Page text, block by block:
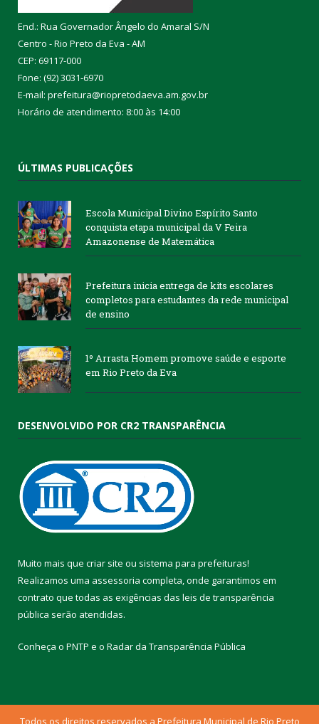
End.: Rua Governador Ângelo do Amaral S/N
Centro - Rio Preto da Eva - AM
CEP: 69117-000
Fone: (92) 3031-6970
E-mail: prefeitura@riopretodaeva.am.gov.br
Horário de atendimento: 8:00 às 14:00
ÚLTIMAS PUBLICAÇÕES
Escola Municipal Divino Espírito Santo
conquista etapa municipal da V Feira
Amazonense de Matemática
Prefeitura inicia entrega de kits escolares
completos para estudantes da rede municipal
de ensino
1º Arrasta Homem promove saúde e esporte
em Rio Preto da Eva
DESENVOLVIDO POR CR2 TRANSPARÊNCIA
Muito mais que criar site ou sistema para prefeituras!
Realizamos uma assessoria completa, onde garantimos em
contrato que todas as exigências das leis de transparência
pública serão atendidas.
Conheça o PNTP e o Radar da Transparência Pública